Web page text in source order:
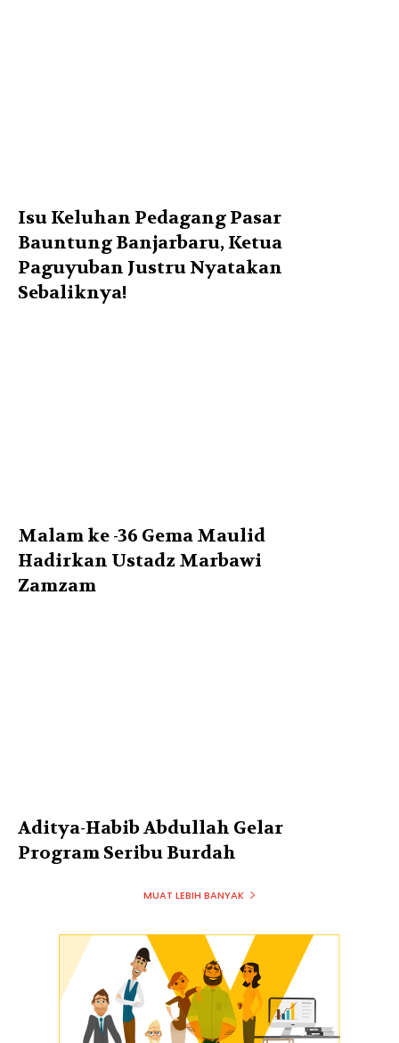
Isu Keluhan Pedagang Pasar
Bauntung Banjarbaru, Ketua
Paguyuban Justru Nyatakan
Sebaliknya!
Malam ke -36 Gema Maulid
Hadirkan Ustadz Marbawi
Zamzam
Aditya-Habib Abdullah Gelar
Program Seribu Burdah
MUAT LEBIH BANYAK